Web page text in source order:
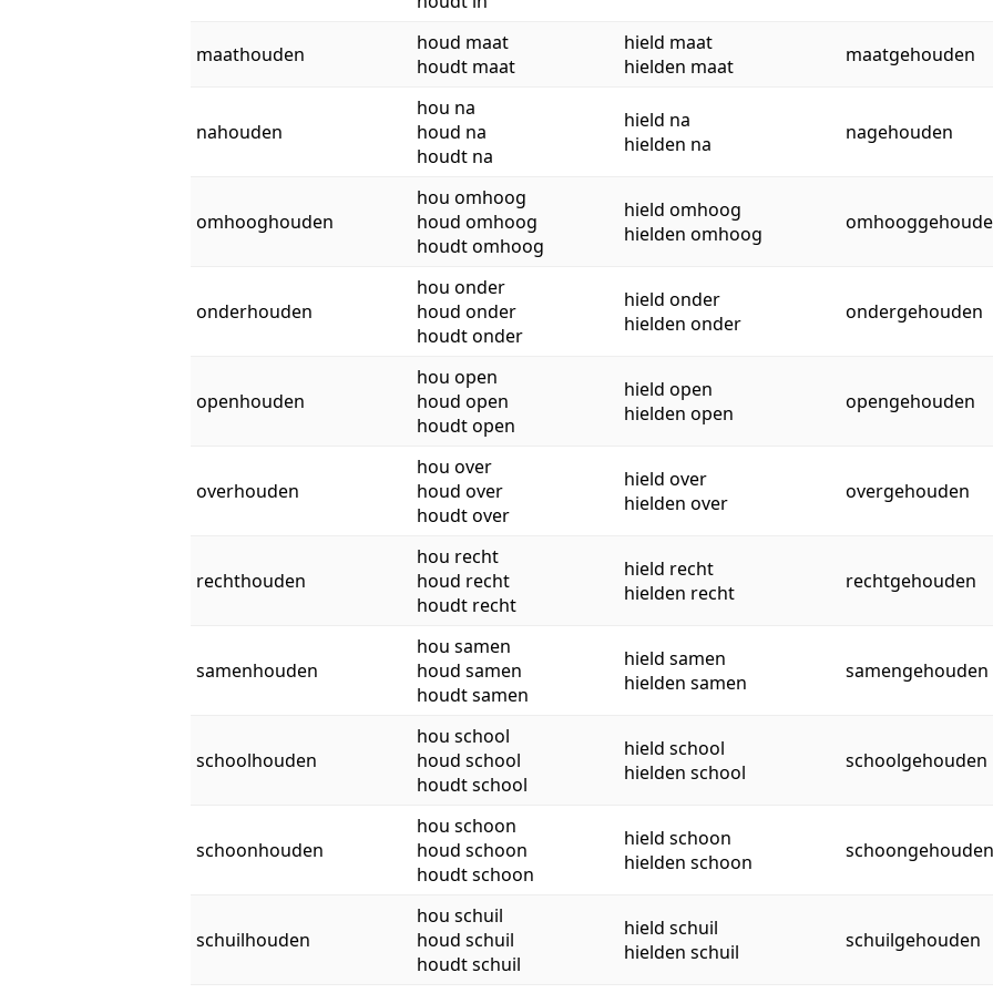
maathouden
houd maat
houdt maat
hield maat
hielden maat
maatgehouden
nahouden
hou na
houd na
houdt na
hield na
hielden na
nagehouden
omhooghouden
hou omhoog
houd omhoog
houdt omhoog
hield omhoog
hielden omhoog
onderhouden
hou onder
houd onder
houdt onder
hield onder
hielden onder
ondergehouden
openhouden
hou open
houd open
houdt open
hield open
hielden open
opengehouden
overhouden
hou over
houd over
houdt over
hield over
hielden over
overgehouden
rechthouden
hou recht
houd recht
houdt recht
hield recht
hielden recht
rechtgehouden
samenhouden
hou samen
houd samen
houdt samen
hield samen
hielden samen
samengehouden
schoolhouden
hou school
houd school
houdt school
hield school
hielden school
schoolgehouden
schoonhouden
hou schoon
houd schoon
houdt schoon
hield schoon
hielden schoon
schoongehouden
schuilhouden
hou schuil
houd schuil
houdt schuil
hield schuil
hielden schuil
schuilgehouden